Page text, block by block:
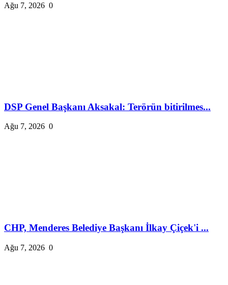
Ağu 7, 2026 0
DSP Genel Başkanı Aksakal: Terörün bitirilmes...
Ağu 7, 2026 0
CHP, Menderes Belediye Başkanı İlkay Çiçek'i ...
Ağu 7, 2026 0